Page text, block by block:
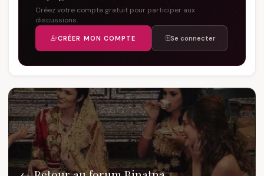
Créez votre compte gratuit pour participer aux
discussions.
CRÉER MON COMPTE Se connecter